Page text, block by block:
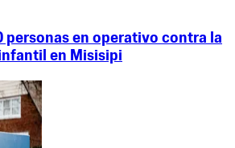
personas en operativo contra la
en Misisipi